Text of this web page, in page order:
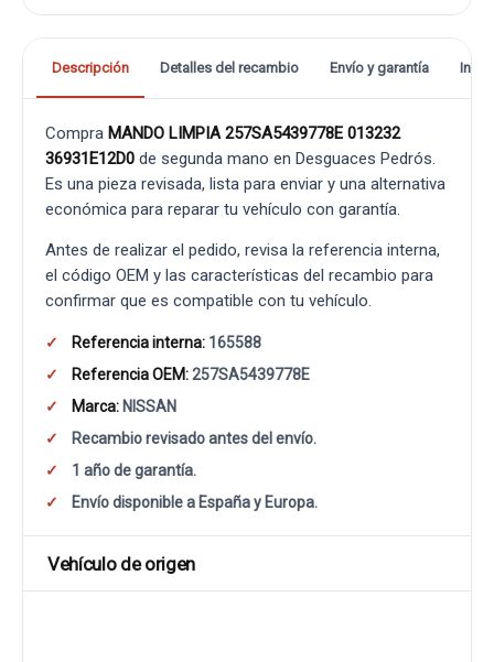
Descripción Detalles del recambio Envío y garantía
Compra MANDO LIMPIA 257SA5439778E 013232
36931E12D0 de segunda mano en Desguaces Pedrós.
Es una pieza revisada, lista para enviar y una alternativa
económica para reparar tu vehículo con garantía.
Antes de realizar el pedido, revisa la referencia interna,
el código OEM y las características del recambio para
confirmar que es compatible con tu vehículo.
Referencia interna: 165588
Referencia OEM:257SA5439778E
Marca: NISSAN
Recambio revisado antes del envío.
1 año de garantía.
Envío disponible a España y Europa.
Vehículo de origen